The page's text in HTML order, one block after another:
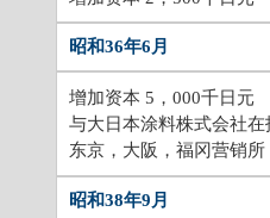
昭和36年6月
增加资本 5，000千日元
与大日本涂料株式会社
东京，大阪，福冈营销所
昭和38年9月